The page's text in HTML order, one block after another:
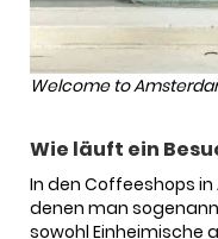
Welcome to
Wie läuft ein
In den Coffeeshops
denen man
sowohl Einheimische